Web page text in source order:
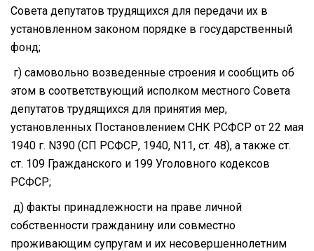
Совета депутатов трудящихся для передачи их в
установленном законом порядке в государственный
фонд;
г) самовольно возведенные строения и сообщить об
этом в соответствующий исполком местного Совета
депутатов трудящихся для принятия мер,
установленных Постановлением СНК РСФСР от 22 мая
1940 г. N390 (СП РСФСР, 1940, N11, ст. 48), а также ст.
ст. 109 Гражданского и 199 Уголовного кодексов
РСФСР;
д) факты принадлежности на праве личной
собственности гражданину или совместно
проживающим супругам и их несовершеннолетним